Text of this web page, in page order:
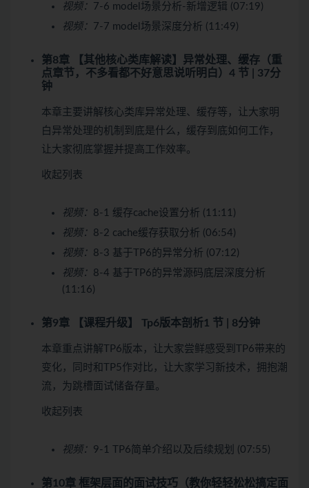
视频： 7-6 model场景分析-新增逻辑 (07:19)
视频： 7-7 model场景深度分析 (11:49)
第8章 【其他核心类库解读】异常处理、缓存（重
点章节，不多看都不好意思说听明白） 4 节 | 37分
钟
本章主要讲解核心类库异常处理、缓存等，让大家明
白异常处理的机制到底是什么，缓存到底如何工作，
让大家彻底掌握并提高工作效率。
收起列表
视频： 8-1 缓存cache设置分析 (11:11)
视频： 8-2 cache缓存获取分析 (06:54)
视频： 8-3 基于TP6的异常分析 (07:12)
视频： 8-4 基于TP6的异常源码底层深度分析
(11:16)
第9章 【课程升级】 Tp6版本剖析1 节 | 8分钟
本章重点讲解TP6版本，让大家尝鲜感受到TP6带来的
变化，同时和TP5作对比，让大家学习新技术，拥抱潮
流，为跳槽面试储备存量。
收起列表
视频： 9-1 TP6简单介绍以及后续规划 (07:55)
第10章 框架层面的面试技巧（教你轻轻松松搞定面